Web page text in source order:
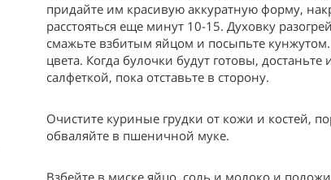
придайте им красивую аккуратную форму,
расстояться еще минут 10-15. Духовку
смажьте взбитым яйцом и посыпьте
цвета. Когда булочки будут готовы,
салфеткой, пока отставьте в сторону.
Очистите куриные грудки от кожи и костей,
обваляйте в пшеничной муке.
Взбейте в миске яйцо, соль и молоко и